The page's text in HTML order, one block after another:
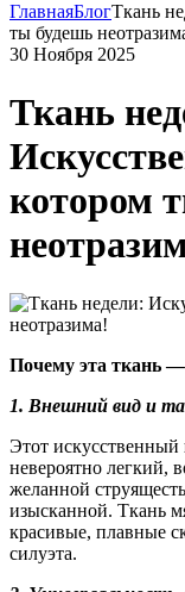
ГлавнаяБлогТкань
ты будешь
30 Ноября 2025
Ткань
котором
Почему эта ткань —
1. Внешний вид и
Этот
невероятно легкий,
желанной
изысканной. Ткань
красивые, плавные
силуэта.